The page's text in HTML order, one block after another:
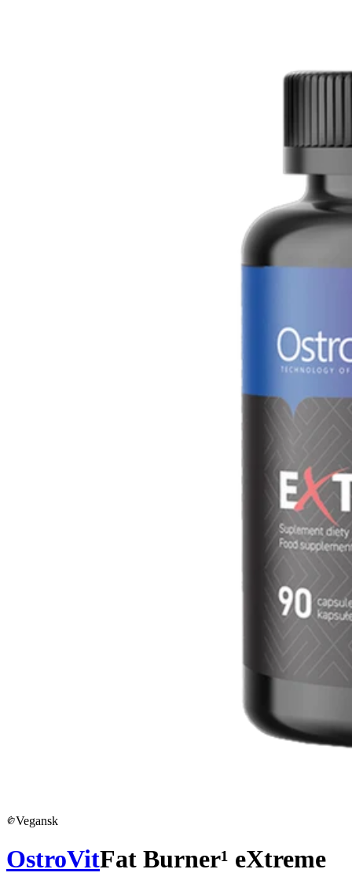
Vegansk
OstroVitFat Burner¹ eXtreme